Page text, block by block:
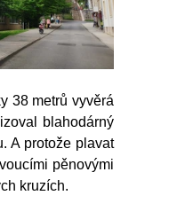
38 metrů vyvěrá
blahodárný
A protože plavat
pěnovými
kruzích.